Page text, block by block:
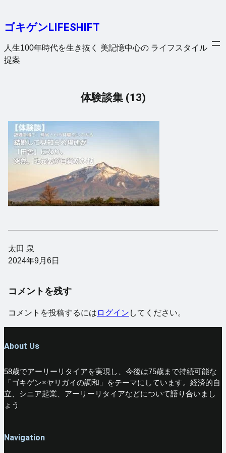
を
ス
キ
ゴキゲンLIFESHIFT
人生100年時代を生き抜く 美記憶中心の ライフスタイル
提案
体験談集 (13)
太田 泉
2024年9月6日
コメントを残す
コメントを投稿するには ログイン してください。
About Us
58歳でアーリーリタイアを実現し、今後は75歳まで持続可能な
「ゴキゲン×ヤリガイの調和」をテーマにしています。経済的自
立、シニア起業、アーリーリタイアなどについて語り合いまし
ょう
Navigation